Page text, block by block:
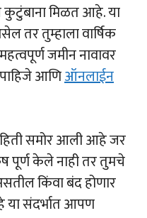
मिळत आहे. या
तर तुम्हाला वार्षिक
जमीन नावावर
आणिऑनलाईन
समोर आली आहे जर
पूर्ण केले नाही तर तुमचे
किंवा बंद होणार
संदर्भात आपण